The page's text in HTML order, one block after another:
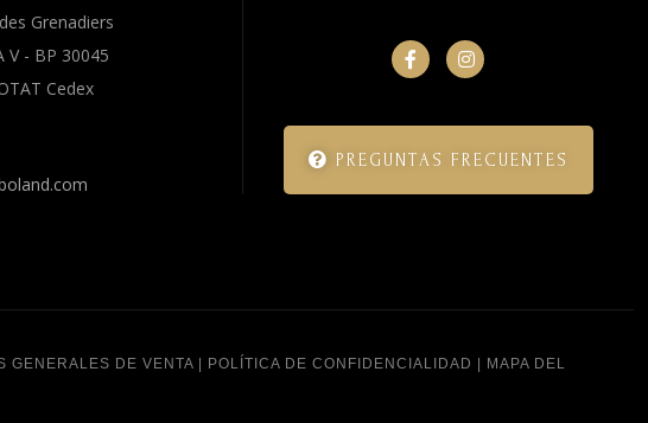
Grenadiers
V - BP 30045
Cedex
PREGUNTAS FRECUENTES
GENERALES DE VENTA | POLÍTICA DE CONFIDENCIALIDAD | MAPA DEL